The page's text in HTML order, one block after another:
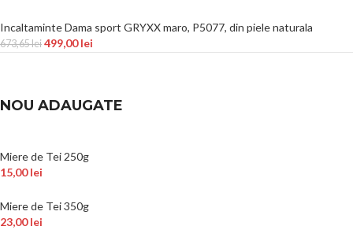
Incaltaminte Dama sport GRYXX maro, P5077, din piele naturala
673,65lei 499,00lei
NOU ADAUGATE
Miere de Tei 250g
15,00lei
Miere de Tei 350g
23,00lei